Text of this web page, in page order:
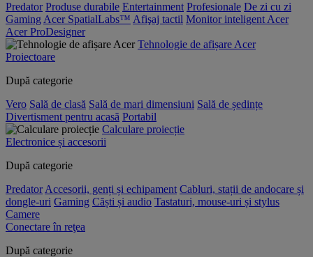
Predator Produse durabile Entertainment Profesionale De zi cu zi
Gaming Acer SpatialLabs™ Afişaj tactil Monitor inteligent Acer
Acer ProDesigner
Tehnologie de afișare Acer
Proiectoare
După categorie
Vero Sală de clasă Sală de mari dimensiuni Sală de ședințe
Divertisment pentru acasă Portabil
Calculare proiecție
Electronice și accesorii
După categorie
Predator Accesorii, genți și echipament Cabluri, stații de andocare și
dongle-uri Gaming Căști și audio Tastaturi, mouse-uri și stylus
Camere
Conectare în reţea
După categorie